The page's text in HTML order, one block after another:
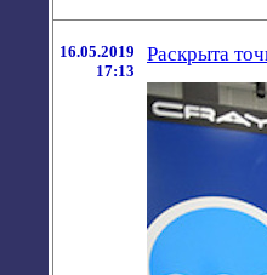
16.05.2019
17:13
Раскрыта